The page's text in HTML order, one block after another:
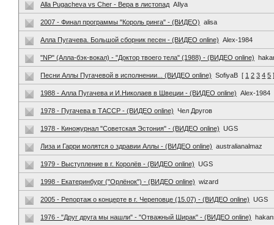
Alla Pugacheva vs Cher - Вера в листопад AIlya
2007 - Финал программы "Король ринга" - (ВИДЕО) alisa
Алла Пугачева. Большой сборник песен - (ВИДЕО online) Alex-1984
"NP" (Алла-бэк-вокал) - "Доктор твоего тела" (1988) - (ВИДЕО online)
Песни Аллы Пугачевой в исполнении... (ВИДЕО online) SofiyaB [ 1 2 3 4 5
1988 - Алла Пугачева и И.Николаев в Швеции - (ВИДЕО online) Alex-1984
1978 - Пугачева в ТАССР - (ВИДЕО online) Чел Другов
1978 - Киножурнал "Советская Эстония" - (ВИДЕО online) UGS
Лиза и Гарри молятся о здравии Аллы - (ВИДЕО online) australianalmaz
1979 - Выступление в г. Королёв - (ВИДЕО online) UGS
1998 - Екатеринбург ("Орлёнок") - (ВИДЕО online) wizard
2005 - Репортаж о концерте в г. Череповце (15.07) - (ВИДЕО online) UGS
1976 - "Друг друга мы нашли" - "Отважный Ширак" - (ВИДЕО online)